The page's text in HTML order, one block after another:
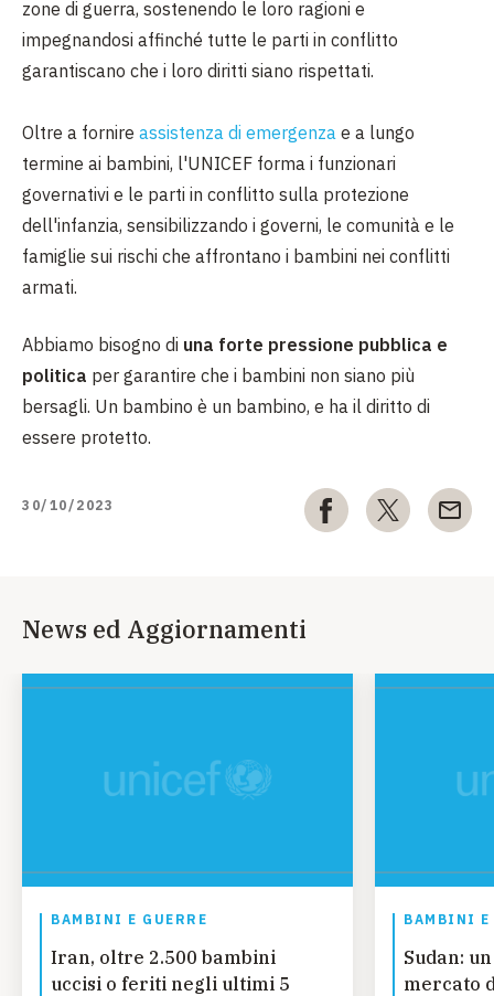
zone di guerra, sostenendo le loro ragioni e
impegnandosi affinché tutte le parti in conflitto
garantiscano che i loro diritti siano rispettati.
Oltre a fornire assistenza di emergenza e a lungo
termine ai bambini, l'UNICEF forma i funzionari
governativi e le parti in conflitto sulla protezione
dell'infanzia, sensibilizzando i governi, le comunità e le
famiglie sui rischi che affrontano i bambini nei conflitti
armati.
Abbiamo bisogno di una forte pressione pubblica e
politica per garantire che i bambini non siano più
bersagli. Un bambino è un bambino, e ha il diritto di
essere protetto.
30/10/2023
News ed Aggiornamenti
BAMBINI E GUERRE
Iran, oltre 2.500 bambini
uccisi o feriti negli ultimi 5
BAMBINI E
Sudan:
mercato